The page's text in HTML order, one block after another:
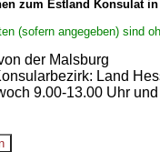
zum Estland Konsulat in
(sofern angegeben) sind
der Malsburg
Land
9.00-13.00 Uhr und